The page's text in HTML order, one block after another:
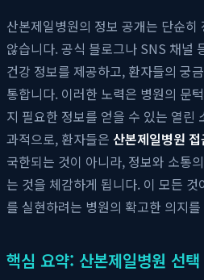
산본제일병원의 정보 공개는 단순히
않습니다. 공식 블로그나 SNS 채널
건강 정보를 제공하고, 환자들의 궁
통합니다. 이러한 노력은 병원의 문
지 필요한 정보를 얻을 수 있는 열린
과적으로, 환자들은 산본제일병원
국한되는 것이 아니라, 정보와 소통
는 것을 체감하게 됩니다. 이 모든
를 실현하려는 병원의 확고한 의지
핵심 요약: 산본제일병원 선